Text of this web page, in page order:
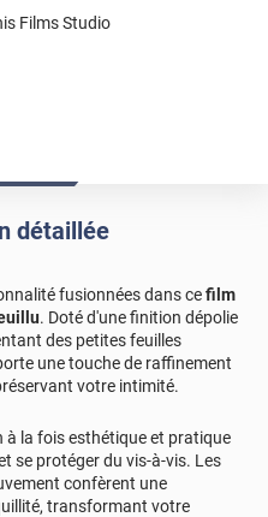
Films Studio
détaillée
fusionnées dans cefilm
. Doté d'une finition dépolie
des petites feuilles
une touche de raffinement
votre intimité.
la fois esthétique et pratique
se protéger du vis-à-vis. Les
confèrent une
transformant votre